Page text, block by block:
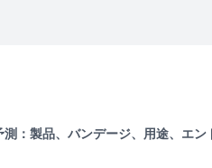
：製品、バンデージ、用途、エン